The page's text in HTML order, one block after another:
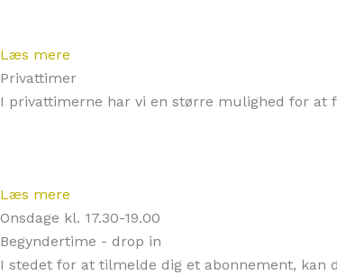
Læs mere
Privattimer
I privattimerne har vi en større mulighed for at
Læs mere
Onsdage kl. 17.30-19.00
Begyndertime - drop in
I stedet for at tilmelde dig et abonnement, kan